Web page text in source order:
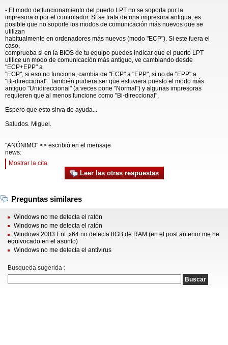
- El modo de funcionamiento del puerto LPT no se soporta por la
impresora o por el controlador. Si se trata de una impresora antigua, es
posible que no soporte los modos de comunicación más nuevos que se
utilizan
habitualmente en ordenadores más nuevos (modo "ECP"). Si este fuera el
caso,
comprueba si en la BIOS de tu equipo puedes indicar que el puerto LPT
utilice un modo de comunicación más antiguo, ve cambiando desde
"ECP+EPP" a
"ECP", si eso no funciona, cambia de "ECP" a "EPP", si no de "EPP" a
"Bi-direccional". También pudiera ser que estuviera puesto el modo más
antiguo "Unidireccional" (a veces pone "Normal") y algunas impresoras
requieren que al menos funcione como "Bi-direccional".
Espero que esto sirva de ayuda...
Saludos. Miguel.
"ANÓNIMO" <> escribió en el mensaje
news:
Mostrar la cita
Leer las otras respuestas
Preguntas similares
Windows no me detecta el ratón
Windows no me detecta el ratón
Windows 2003 Ent. x64 no detecta 8GB de RAM (en el post anterior me he
equivocado en el asunto)
Windows no me detecta el antivirus
Busqueda sugerida :